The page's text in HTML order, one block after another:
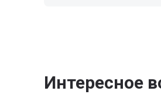
Интересное